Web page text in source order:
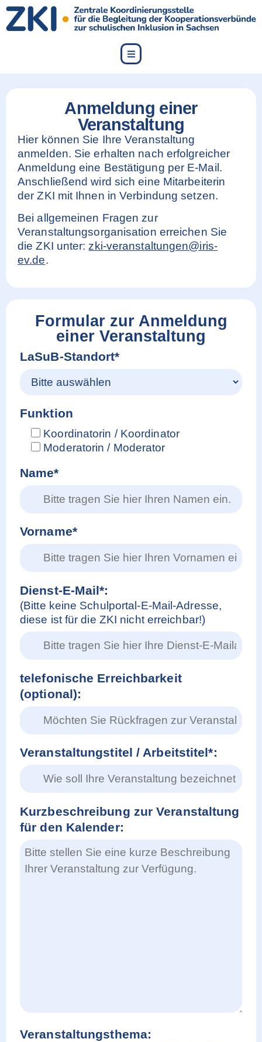
content
Anmeldung einer
Veranstaltung
Hier können Sie Ihre Veranstaltung
anmelden. Sie erhalten nach erfolgreicher
Anmeldung eine Bestätigung per E-Mail.
Anschließend wird sich eine Mitarbeiterin
der ZKI mit Ihnen in Verbindung setzen.
Bei allgemeinen Fragen zur
Veranstaltungsorganisation erreichen Sie
die ZKI unter:zki-veranstaltungen@iris-
ev.de.
Formular zur Anmeldung
einer Veranstaltung
LaSuB-Standort*
Funktion
Koordinatorin / Koordinator
Moderatorin / Moderator
Name*
Vorname*
Dienst-E-Mail*:
(Bitte keine Schulportal-E-Mail-Adresse,
diese ist für die ZKI nicht erreichbar!)
telefonische Erreichbarkeit
(optional):
Veranstaltungstitel / Arbeitstitel*:
Kurzbeschreibung zur Veranstaltung
für den Kalender:
Veranstaltungsthema: